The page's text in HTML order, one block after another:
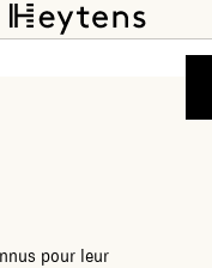
pour leur